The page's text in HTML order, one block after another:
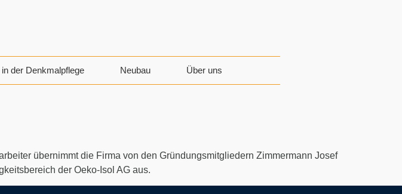
der Denkmalpflege Neubau Über uns
übernimmt die Firma von den Gründungsmitgliedern Zimmermann Josef
der Oeko-Isol AG aus.